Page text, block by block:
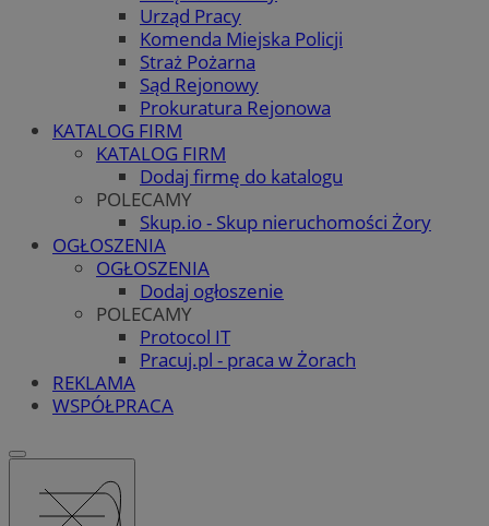
Urząd Pracy
Komenda Miejska Policji
Straż Pożarna
Sąd Rejonowy
Prokuratura Rejonowa
KATALOG FIRM
KATALOG FIRM
Dodaj firmę do katalogu
POLECAMY
Skup.io - Skup nieruchomości Żory
OGŁOSZENIA
OGŁOSZENIA
Dodaj ogłoszenie
POLECAMY
Protocol IT
Pracuj.pl - praca w Żorach
REKLAMA
WSPÓŁPRACA